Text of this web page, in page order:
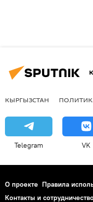
КЫРГЫЗСТАН
Telegram VK
О проекте Правила
Контакты и